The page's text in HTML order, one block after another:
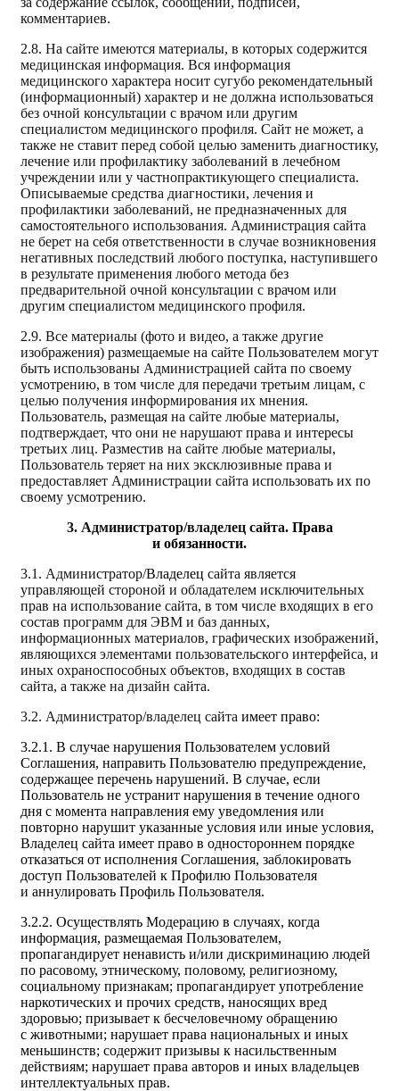
комментариев.
2.8. На сайте имеются материалы, в которых содержится
медицинская информация. Вся информация
медицинского характера носит сугубо рекомендательный
(информационный) характер и не должна использоваться
без очной консультации с врачом или другим
специалистом медицинского профиля. Сайт не может, а
также не ставит перед собой целью заменить диагностику,
лечение или профилактику заболеваний в лечебном
учреждении или у частнопрактикующего специалиста.
Описываемые средства диагностики, лечения и
профилактики заболеваний, не предназначенных для
самостоятельного использования. Администрация сайта
не берет на себя ответственности в случае возникновения
негативных последствий любого поступка, наступившего
в результате применения любого метода без
предварительной очной консультации с врачом или
другим специалистом медицинского профиля.
2.9. Все материалы (фото и видео, а также другие
изображения) размещаемые на сайте Пользователем могут
быть использованы Администрацией сайта по своему
усмотрению, в том числе для передачи третьим лицам, с
целью получения информирования их мнения.
Пользователь, размещая на сайте любые материалы,
подтверждает, что они не нарушают права и интересы
третьих лиц. Разместив на сайте любые материалы,
Пользователь теряет на них эксклюзивные права и
предоставляет Администрации сайта использовать их по
своему усмотрению.
3. Администратор/владелец сайта.Права
и обязанности.
3.1. Администратор/Владелец сайта является
управляющей стороной и обладателем исключительных
прав на использование сайта, в том числе входящих в его
состав программ для ЭВМ и баз данных,
информационных материалов, графических изображений,
являющихся элементами пользовательского интерфейса, и
иных охраноспособных объектов, входящих в состав
сайта, а также на дизайн сайта.
3.2. Администратор/владелец сайта имеет право:
3.2.1. В случае нарушения Пользователем условий
Соглашения, направить Пользователю предупреждение,
содержащее перечень нарушений. В случае, если
Пользователь не устранит нарушения в течение одного
дня c момента направления ему уведомления или
повторно нарушит указанные условия или иные условия,
Владелец сайта имеет право в одностороннем порядке
отказаться от исполнения Соглашения, заблокировать
доступ Пользователей к Профилю Пользователя
и аннулировать Профиль Пользователя.
3.2.2. Осуществлять Модерацию в случаях, когда
информация, размещаемая Пользователем,
пропагандирует ненависть и/или дискриминацию людей
по расовому, этническому, половому, религиозному,
социальному признакам; пропагандирует употребление
наркотических и прочих средств, наносящих вред
здоровью; призывает к бесчеловечному обращению
с животными; нарушает права национальных и иных
меньшинств; содержит призывы к насильственным
действиям; нарушает права авторов и иных владельцев
интеллектуальных прав.